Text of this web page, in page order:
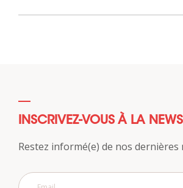
INSCRIVEZ-VOUS À LA
Restez informé(e) de nos dernières